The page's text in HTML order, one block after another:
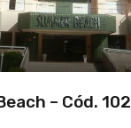
– Cód. 102